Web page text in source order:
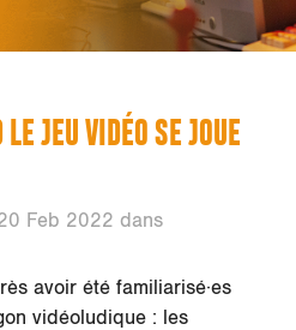
JEU VIDÉO SE JOUE
Feb 2022 dans
avoir été familiarisé·es
vidéoludique : les